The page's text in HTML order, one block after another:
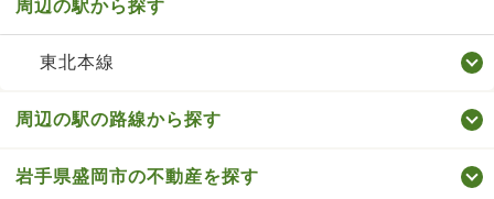
周辺の駅から探す
東北本線
周辺の駅の路線から探す
岩手県盛岡市の不動産を探す